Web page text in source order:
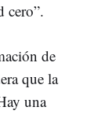
cero”.
de
que la
una